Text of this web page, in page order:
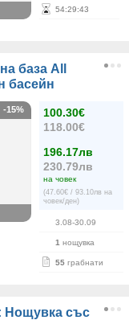
54:29:42
база All
басейн
100.30€
118.00€
196.17лв
230.79лв
на човек
(47.60€ / 93.10лв на
човек/ден)
3.08-30.09
1 нощувка
55 грабнати
-15%
Нощувка със